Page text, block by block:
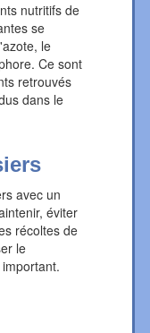
nutritifs de
se
le
Ce sont
retrouvés
dans le
avec un
éviter
récoltes de
le